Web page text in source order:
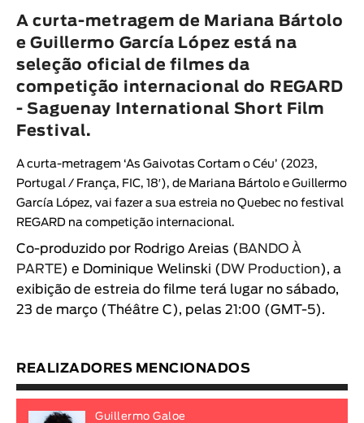
Animar
DURAÇÃO
< / >
Ficção
Animação
Experimental
Documentário
A curta-metragem de Mariana Bártolo
e Guillermo García López está na
seleção oficial de filmes da
competição internacional do REGARD
- Saguenay International Short Film
Festival.
A curta-metragem ‘As Gaivotas Cortam o Céu’ (2023,
Portugal / França, FIC, 18′), de Mariana Bártolo e Guillermo
García López, vai fazer a sua estreia no Quebec no festival
REGARD na competição internacional.
Co-produzido por Rodrigo Areias ( BANDO À
PARTE) e Dominique Welinski ( DW Production), a
exibição de estreia do filme terá lugar no sábado,
23 de março (Théâtre C), pelas 21:00 (GMT-5).
REALIZADORES MENCIONADOS
Guillermo Galoe